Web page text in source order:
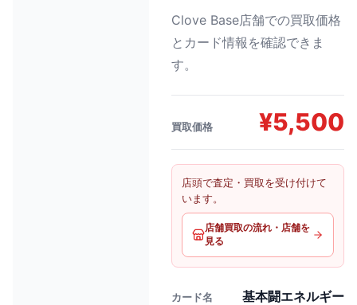
Clove Base店舗での買取価格
とカード情報を確認できま
す。
買取価格 ¥5,500
店頭で査定・買取を受け付けて
います。
店舗買取の流れ・店舗を
見る
カード名 基本闘エネルギー